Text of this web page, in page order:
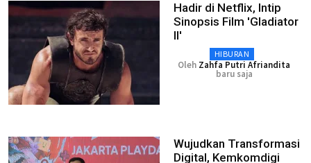
Hadir di Netflix, Intip
Sinopsis Film 'Gladiator
II'
HIBURAN
Oleh Zahfa Putri Afriandita
baru saja
Wujudkan Transformasi
Digital, Kemkomdigi